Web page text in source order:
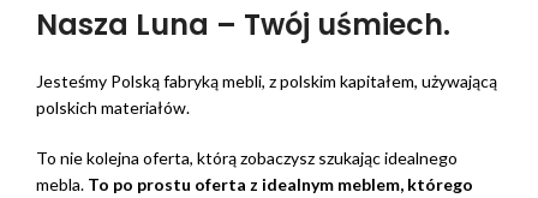
Nasza Luna – Twój uśmiech.
Jesteśmy Polską fabryką mebli, z polskim kapitałem, używającą
polskich materiałów.
To nie kolejna oferta, którą zobaczysz szukając idealnego
mebla. To po prostu oferta z idealnym meblem, którego